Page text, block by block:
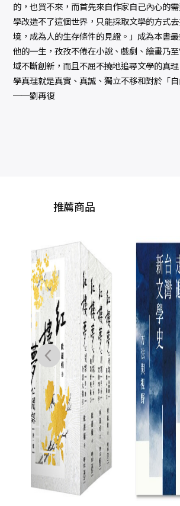
的，也買不來，而首先來自作家自己內心的
學改造不了這個世界，只能採取文學的方式
境，成為人的生存條件的見證。」成為本書最
他的一生，孜孜不倦在小說、戲劇、繪畫乃
域不斷創新，而且不屈不撓地追尋文學的真
學真理就是真實、真誠、獨立不移和對於「
──劉再復
推薦商品
紅樓
（三）
【修